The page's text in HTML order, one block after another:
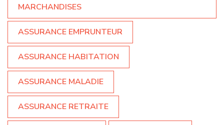
MARCHANDISES
ASSURANCE EMPRUNTEUR
ASSURANCE HABITATION
ASSURANCE MALADIE
ASSURANCE RETRAITE